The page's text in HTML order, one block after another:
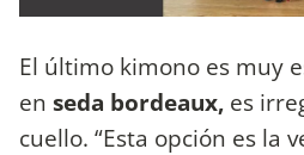
El último kimono es muy
en seda bordeaux, es
cuello. “Esta opción es la